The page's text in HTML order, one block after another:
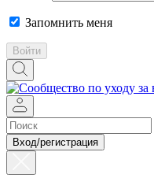
Запомнить меня
Войти
Вход/регистрация